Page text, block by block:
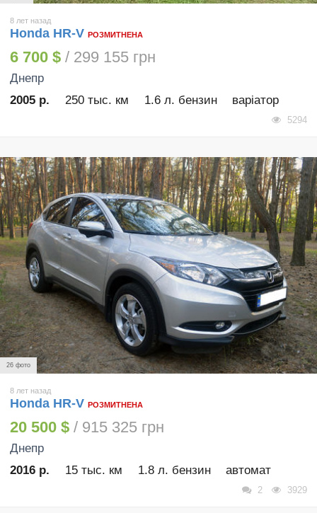
8 лет назад
Honda HR-V РОЗМИТНЕНА
6 700 $ / 299 155 грн
Днепр
2005 р.
250 тыс. км 1.6 л. бензин варіатор
5294
26 фото
8 лет назад
Honda HR-V РОЗМИТНЕНА
20 500 $ / 915 325 грн
Днепр
2016 р.
15 тыс. км 1.8 л. бензин автомат
2 3929